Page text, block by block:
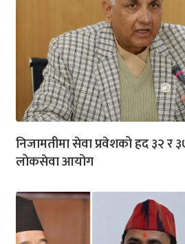
निजामतीमा सेवा प्रवेशको हद ३२ र
लोकसेवा आयोग